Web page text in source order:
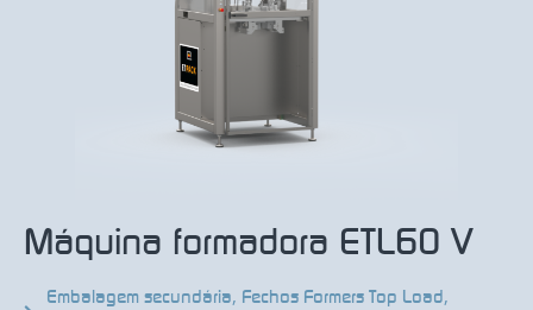
Máquina formadora ETL60 V
Embalagem secundária, Fechos Formers Top Load,